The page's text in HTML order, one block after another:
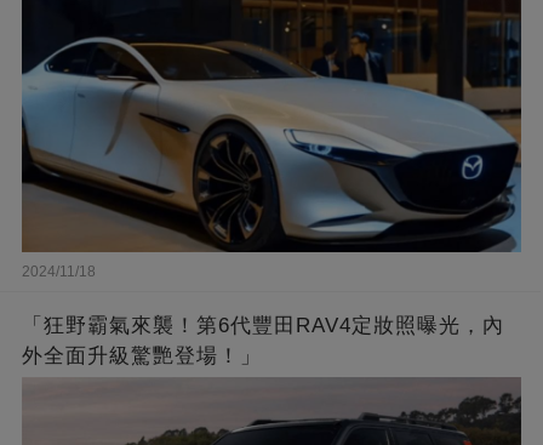
2024/11/18
「狂野霸氣來襲！第6代豐田RAV4定妝照曝光，內
外全面升級驚艷登場！」